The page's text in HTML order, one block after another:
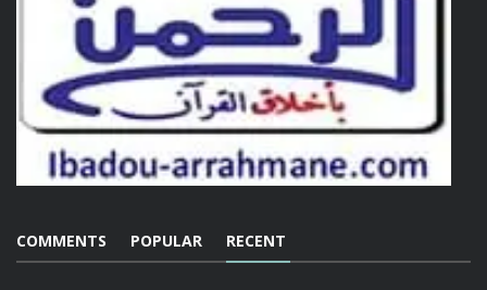
RECENT
POPULAR
COMMENTS